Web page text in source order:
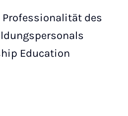
Professionalität des
Education